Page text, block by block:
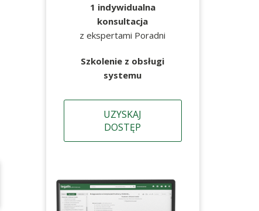
1 indywidualna
konsultacja
z ekspertami Poradni
Szkolenie z obsługi
systemu
UZYSKAJ
DOSTĘP